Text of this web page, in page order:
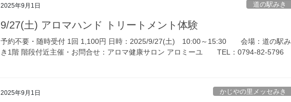
2025年9月1日 道の駅みき
9/27(土) アロマハンド トリートメント体験
予約不要・随時受付 1回 1,100円 日時：2025/9/27(土) 10:00～15:30 会場：道の駅み
き1階 階段付近主催・お問合せ：アロマ健康サロン アロミーユ TEL：0794-82-5796
2025年9月1日 かじやの里メッセみき